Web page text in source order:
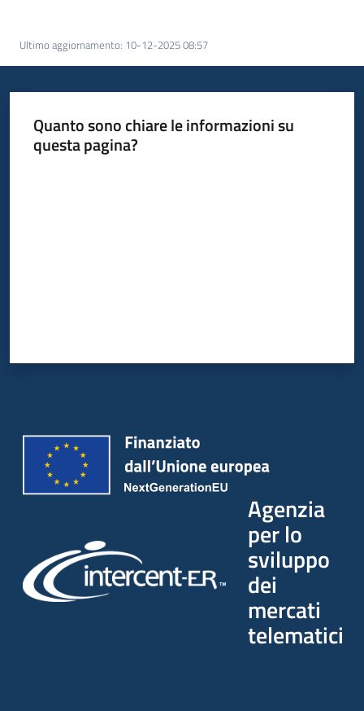
Supporto
Piattaforme
telematiche
Ultimo aggiornamento: 10-12-2025 08:57
Quanto sono chiare le informazioni su
questa pagina?
Agenzia
per lo
sviluppo
dei
mercati
telematici